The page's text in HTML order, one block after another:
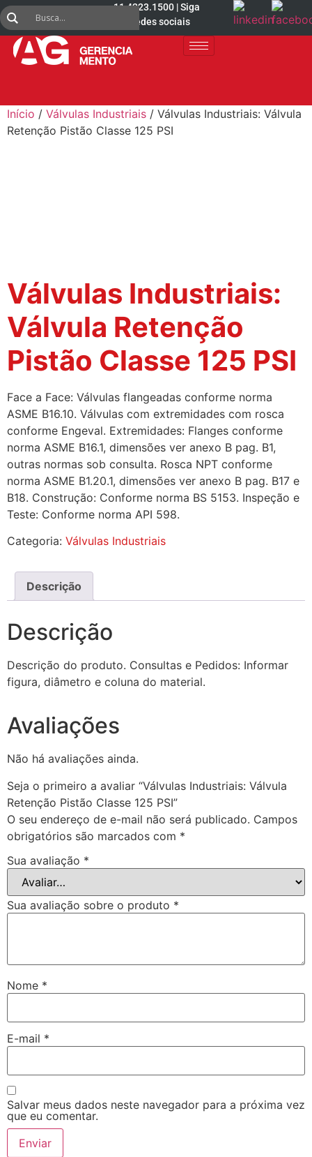
11 4223.1500 | Siga
nas redes sociais
Início / Válvulas Industriais / Válvulas Industriais: Válvula
Retenção Pistão Classe 125 PSI
Válvulas Industriais:
Válvula Retenção
Pistão Classe 125 PSI
Face a Face: Válvulas flangeadas conforme norma
ASME B16.10. Válvulas com extremidades com rosca
conforme Engeval. Extremidades: Flanges conforme
norma ASME B16.1, dimensões ver anexo B pag. B1,
outras normas sob consulta. Rosca NPT conforme
norma ASME B1.20.1, dimensões ver anexo B pag. B17 e
B18. Construção: Conforme norma BS 5153. Inspeção e
Teste: Conforme norma API 598.
Categoria: Válvulas Industriais
Descrição
Descrição
Descrição do produto. Consultas e Pedidos: Informar
figura, diâmetro e coluna do material.
Avaliações
Não há avaliações ainda.
Seja o primeiro a avaliar “Válvulas Industriais: Válvula
Retenção Pistão Classe 125 PSI”
O seu endereço de e-mail não será publicado. Campos
obrigatórios são marcados com *
Sua avaliação *
Sua avaliação sobre o produto *
Nome *
E-mail *
Salvar meus dados neste navegador para a próxima vez
que eu comentar.